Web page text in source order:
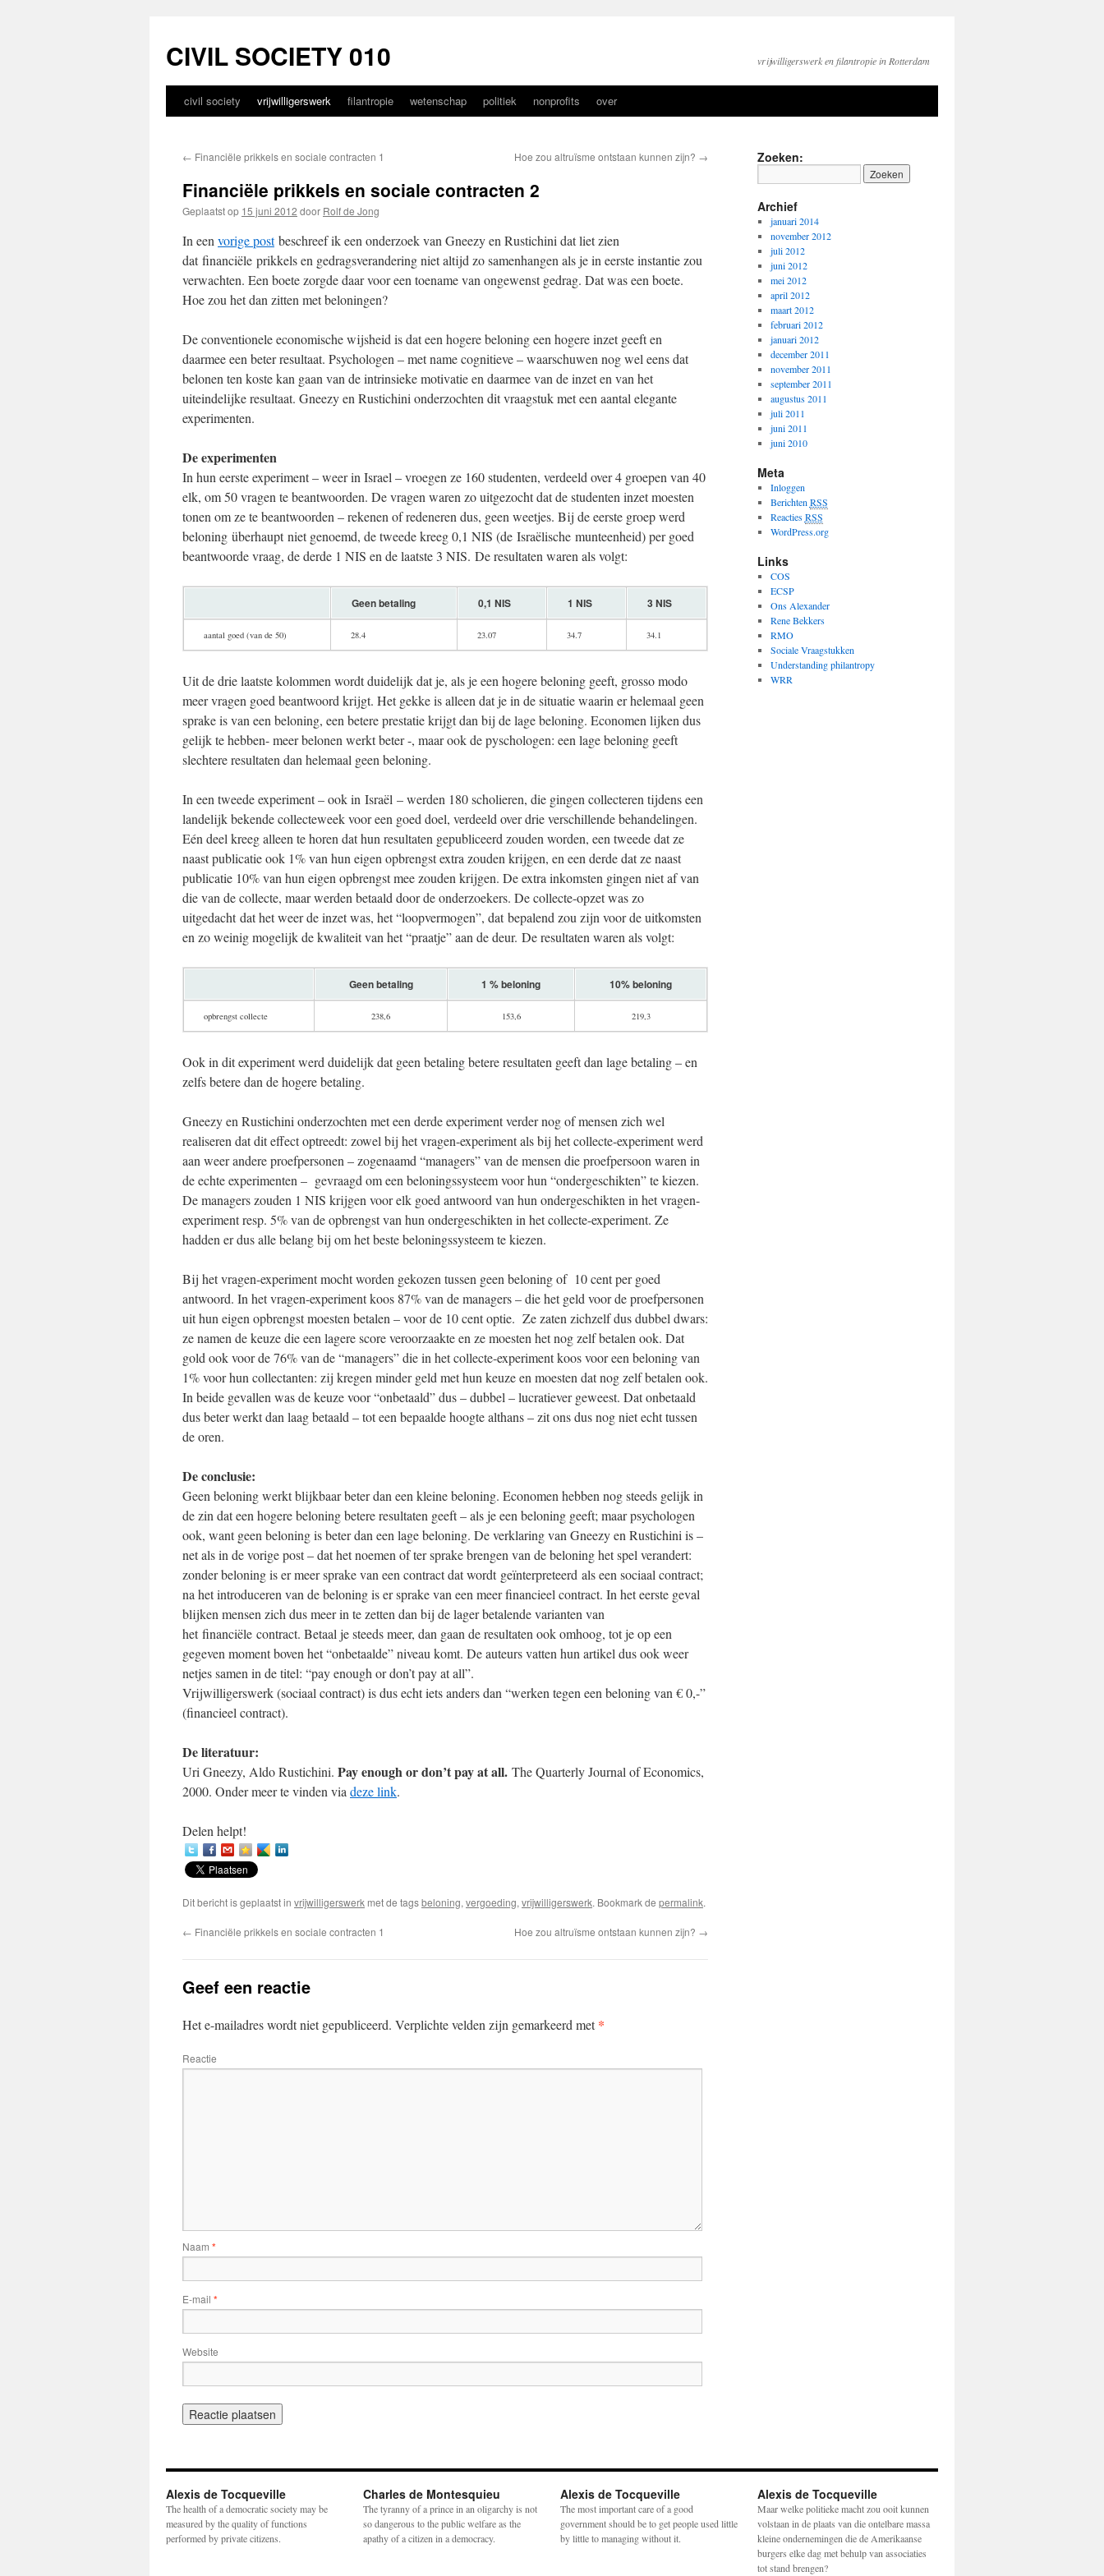
CIVIL SOCIETY 010 vrijwilligerswerk en filantropie in Rotterdam
Spring
inhoud
civil society vrijwilligerswerk filantropie wetenschap politiek nonprofits over
← Financiële prikkels en sociale contracten 1 Hoe zou altruïsme ontstaan kunnen zijn? →
Financiële prikkels en sociale contracten 2
Geplaatst op 15 juni 2012 door Rolf de Jong
In een vorige postbeschreef ik een onderzoek van Gneezy en Rustichini dat liet zien
dat financiële prikkels en gedragsverandering niet altijd zo samenhangen als je in eerste instantie zou
verwachten. Een boete zorgde daar voor een toename van ongewenst gedrag. Dat was een boete.
Hoe zou het dan zitten met beloningen?
De conventionele economische wijsheid is dat een hogere beloning een hogere inzet geeft en
daarmee een beter resultaat. Psychologen – met name cognitieve – waarschuwen nog wel eens dat
belonen ten koste kan gaan van de intrinsieke motivatie en daarmee van de inzet en van het
uiteindelijke resultaat. Gneezy en Rustichini onderzochten dit vraagstuk met een aantal elegante
experimenten.
De experimenten
In hun eerste experiment – weer in Israel – vroegen ze 160 studenten, verdeeld over 4 groepen van 40
elk, om 50 vragen te beantwoorden. De vragen waren zo uitgezocht dat de studenten inzet moesten
tonen om ze te beantwoorden – rekenen of redeneren dus, geen weetjes. Bij de eerste groep werd
beloning überhaupt niet genoemd, de tweede kreeg 0,1 NIS (de Israëlische munteenheid) per goed
beantwoorde vraag, de derde 1 NIS en de laatste 3 NIS. De resultaten waren als volgt:
Geen betaling 0,1 NIS 1 NIS 3 NIS
aantal goed (van de 50) 28.4 23.07 34.7 34.1
Uit de drie laatste kolommen wordt duidelijk dat je, als je een hogere beloning geeft, grosso modo
meer vragen goed beantwoord krijgt. Het gekke is alleen dat je in de situatie waarin er helemaal geen
sprake is van een beloning, een betere prestatie krijgt dan bij de lage beloning. Economen lijken dus
gelijk te hebben- meer belonen werkt beter -, maar ook de pyschologen: een lage beloning geeft
slechtere resultaten dan helemaal geen beloning.
In een tweede experiment – ook in Israël – werden 180 scholieren, die gingen collecteren tijdens een
landelijk bekende collecteweek voor een goed doel, verdeeld over drie verschillende behandelingen.
Eén deel kreeg alleen te horen dat hun resultaten gepubliceerd zouden worden, een tweede dat ze
naast publicatie ook 1% van hun eigen opbrengst extra zouden krijgen, en een derde dat ze naast
publicatie 10% van hun eigen opbrengst mee zouden krijgen. De extra inkomsten gingen niet af van
die van de collecte, maar werden betaald door de onderzoekers. De collecte-opzet was zo
uitgedacht dat het weer de inzet was, het “loopvermogen”, dat bepalend zou zijn voor de uitkomsten
en zo weinig mogelijk de kwaliteit van het “praatje” aan de deur. De resultaten waren als volgt:
Geen betaling 1 % beloning 10% beloning
opbrengst collecte 238,6 153,6 219,3
Ook in dit experiment werd duidelijk dat geen betaling betere resultaten geeft dan lage betaling – en
zelfs betere dan de hogere betaling.
Gneezy en Rustichini onderzochten met een derde experiment verder nog of mensen zich wel
realiseren dat dit effect optreedt: zowel bij het vragen-experiment als bij het collecte-experiment werd
aan weer andere proefpersonen – zogenaamd “managers” van de mensen die proefpersoon waren in
de echte experimenten – gevraagd om een beloningssysteem voor hun “ondergeschikten” te kiezen.
De managers zouden 1 NIS krijgen voor elk goed antwoord van hun ondergeschikten in het vragen-
experiment resp. 5% van de opbrengst van hun ondergeschikten in het collecte-experiment. Ze
hadden er dus alle belang bij om het beste beloningssysteem te kiezen.
Bij het vragen-experiment mocht worden gekozen tussen geen beloning of 10 cent per goed
antwoord. In het vragen-experiment koos 87% van de managers – die het geld voor de proefpersonen
uit hun eigen opbrengst moesten betalen – voor de 10 cent optie. Ze zaten zichzelf dus dubbel dwars:
ze namen de keuze die een lagere score veroorzaakte en ze moesten het nog zelf betalen ook. Dat
gold ook voor de 76% van de “managers” die in het collecte-experiment koos voor een beloning van
1% voor hun collectanten: zij kregen minder geld met hun keuze en moesten dat nog zelf betalen ook.
In beide gevallen was de keuze voor “onbetaald” dus – dubbel – lucratiever geweest. Dat onbetaald
dus beter werkt dan laag betaald – tot een bepaalde hoogte althans – zit ons dus nog niet echt tussen
de oren.
De conclusie:
Geen beloning werkt blijkbaar beter dan een kleine beloning. Economen hebben nog steeds gelijk in
de zin dat een hogere beloning betere resultaten geeft – als je een beloning geeft; maar psychologen
ook, want geen beloning is beter dan een lage beloning. De verklaring van Gneezy en Rustichini is –
net als in de vorige post – dat het noemen of ter sprake brengen van de beloning het spel verandert:
zonder beloning is er meer sprake van een contract dat wordt geïnterpreteerd als een sociaal contract;
na het introduceren van de beloning is er sprake van een meer financieel contract. In het eerste geval
blijken mensen zich dus meer in te zetten dan bij de lager betalende varianten van
het financiële contract. Betaal je steeds meer, dan gaan de resultaten ook omhoog, tot je op een
gegeven moment boven het “onbetaalde” niveau komt. De auteurs vatten hun artikel dus ook weer
netjes samen in de titel: “pay enough or don’t pay at all”.
Vrijwilligerswerk (sociaal contract) is dus echt iets anders dan “werken tegen een beloning van € 0,-”
(financieel contract).
De literatuur:
Uri Gneezy, Aldo Rustichini. Pay enough or don’t pay at all. The Quarterly Journal of Economics,
2000. Onder meer te vinden via deze link.
Delen helpt!
Dit bericht is geplaatst in vrijwilligerswerk met de tagsbeloning, vergoeding, vrijwilligerswerk. Bookmark de permalink.
← Financiële prikkels en sociale contracten 1 Hoe zou altruïsme ontstaan kunnen zijn? →
Geef een reactie
Het e-mailadres wordt niet gepubliceerd. Verplichte velden zijn gemarkeerd met*
Reactie
Naam *
E-mail *
Website
Zoeken:
Archief
januari 2014
november 2012
juli 2012
juni 2012
mei 2012
april 2012
maart 2012
februari 2012
januari 2012
december 2011
november 2011
september 2011
augustus 2011
juli 2011
juni 2011
juni 2010
Meta
Inloggen
Berichten RSS
ReactiesRSS
WordPress.org
Links
COS
ECSP
Ons Alexander
Rene Bekkers
RMO
Sociale Vraagstukken
Understanding philantropy
WRR
Alexis de Tocqueville
The health of a democratic society may be
measured by the quality of functions
performed by private citizens.
Charles de Montesquieu
The tyranny of a prince in an oligarchy is not
so dangerous to the public welfare as the
apathy of a citizen in a democracy.
Alexis de Tocqueville
The most important care of a good
government should be to get people used little
by little to managing without it.
Alexis de Tocqueville
Maar welke politieke macht zou ooit kunnen
volstaan in de plaats van die ontelbare massa
kleine ondernemingen die de Amerikaanse
burgers elke dag met behulp van associaties
tot stand brengen?